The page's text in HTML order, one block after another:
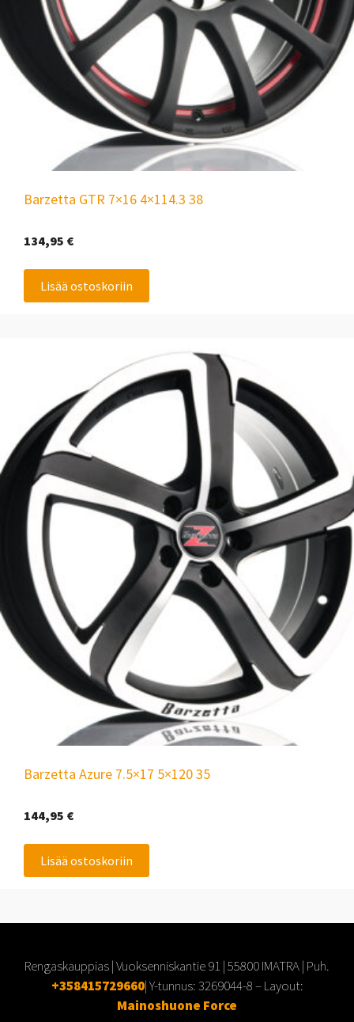
Barzetta GTR 7×16 4×114.3 38
134,95 €
Lisää ostoskoriin
Barzetta Azure 7.5×17 5×120 35
144,95 €
Lisää ostoskoriin
Rengaskauppias | Vuoksenniskantie 91 | 55800 IMATRA | Puh.
+358415729660| Y-tunnus:3269044-8– Layout:
Mainoshuone Force